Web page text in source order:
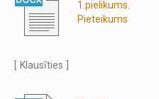
1.pielikums.
Pieteikums
[ Klausīties ]